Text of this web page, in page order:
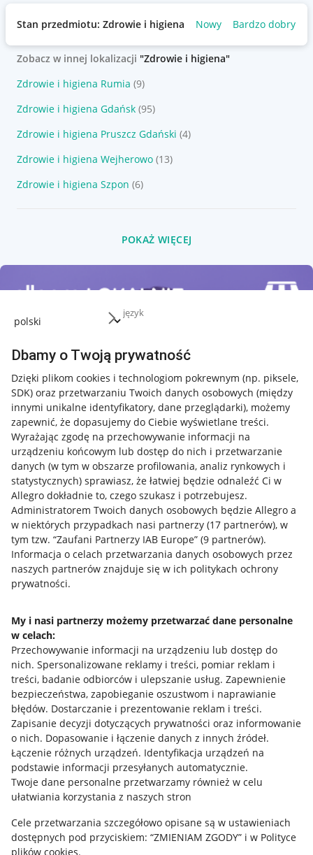
język
Dbamy o Twoją prywatność
Dzięki plikom cookies i technologiom pokrewnym (np. piksele,
SDK) oraz przetwarzaniu Twoich danych osobowych (między
innymi unikalne identyfikatory, dane przeglądarki), możemy
zapewnić, że dopasujemy do Ciebie wyświetlane treści.
Wyrażając zgodę na przechowywanie informacji na
urządzeniu końcowym lub dostęp do nich i przetwarzanie
danych (w tym w obszarze profilowania, analiz rynkowych i
statystycznych) sprawiasz, że łatwiej będzie odnaleźć Ci w
Allegro dokładnie to, czego szukasz i potrzebujesz.
Administratorem Twoich danych osobowych będzie Allegro a
w niektórych przypadkach nasi partnerzy (17 partnerów), w
tym tzw. “Zaufani Partnerzy IAB Europe” (9 partnerów).
Informacja o celach przetwarzania danych osobowych przez
naszych partnerów znajduje się w ich politykach ochrony
prywatności.
My i nasi partnerzy możemy przetwarzać dane personalne
w celach:
Przechowywanie informacji na urządzeniu lub dostęp do
nich. Spersonalizowane reklamy i treści, pomiar reklam i
treści, badanie odbiorców i ulepszanie usług. Zapewnienie
bezpieczeństwa, zapobieganie oszustwom i naprawianie
błędów. Dostarczanie i prezentowanie reklam i treści.
Zapisanie decyzji dotyczących prywatności oraz informowanie
o nich. Dopasowanie i łączenie danych z innych źródeł.
Łączenie różnych urządzeń. Identyfikacja urządzeń na
podstawie informacji przesyłanych automatycznie.
Twoje dane personalne przetwarzamy również w celu
ułatwiania korzystania z naszych stron
Cele przetwarzania szczegółowo opisane są w ustawieniach
dostępnych pod przyciskiem: “ZMIENIAM ZGODY” i w Polityce
plików cookies.
Stan przedmiotu: Zdrowie i higiena Nowy Bardzo dobry
Zobacz w innej lokalizacji "Zdrowie i higiena"
Zdrowie i higiena Rumia (9)
Zdrowie i higiena Gdańsk (95)
Zdrowie i higiena Pruszcz Gdański (4)
Zdrowie i higiena Wejherowo (13)
Zdrowie i higiena Szpon (6)
POKAŻ WIĘCEJ
Przydatne informacje
Jak to działa
Allegro Gadane dla sprzedających
Allegro Gadane dla kupujących
Mapa miejscowości
Informacje prawne
Regulamin
Polityka plików "cookies"
Ustawienia plików "cookies"
Udostępnianie lokalizacji
Informacje dla Aktu o Usługach Cyfrowych